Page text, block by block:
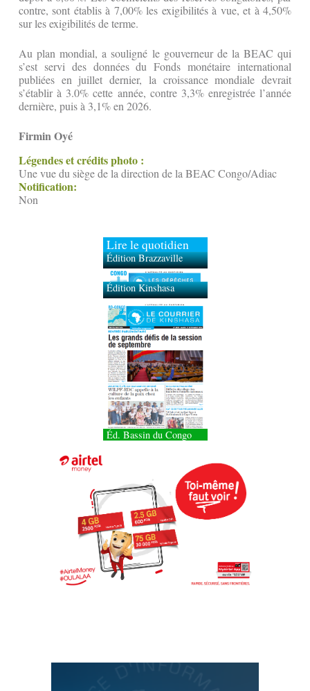
contre, sont établis à 7,00% les exigibilités à vue, et à 4,50%
sur les exigibilités de terme.
Au plan mondial, a souligné le gouverneur de la BEAC qui
s’est servi des données du Fonds monétaire international
publiées en juillet dernier, la croissance mondiale devrait
s’établir à 3.0% cette année, contre 3,3% enregistrée l’année
dernière, puis à 3,1% en 2026.
Firmin Oyé
Légendes et crédits photo :
Une vue du siège de la direction de la BEAC Congo/Adiac
Notification:
Non
Lire le quotidien
Édition Brazzaville
Édition Kinshasa
Éd. Bassin du Congo